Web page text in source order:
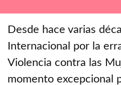
Desde hace varias
Internacional por la
Violencia contra las
momento excepcional